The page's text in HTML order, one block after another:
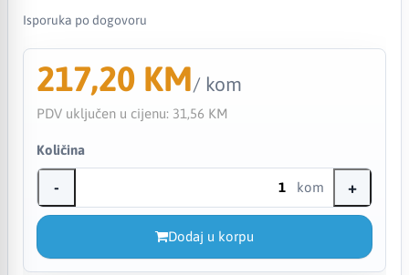
Isporuka po dogovoru
217,20 KM/ kom
PDV uključen u cijenu: 31,56 KM
Količina
- kom +
Dodaj u korpu